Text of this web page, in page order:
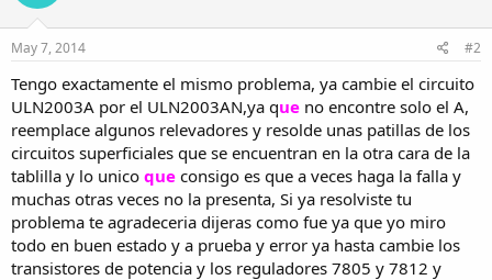
May 7, 2014 #2
Tengo exactamente el mismo problema, ya cambie el circuito
ULN2003A por el ULN2003AN,ya que no encontre solo el A,
reemplace algunos relevadores y resolde unas patillas de los
circuitos superficiales que se encuentran en la otra cara de la
tablilla y lo unico que consigo es que a veces haga la falla y
muchas otras veces no la presenta, Si ya resolviste tu
problema te agradeceria dijeras como fue ya que yo miro
todo en buen estado y a prueba y error ya hasta cambie los
transistores de potencia y los reguladores 7805 y 7812 y